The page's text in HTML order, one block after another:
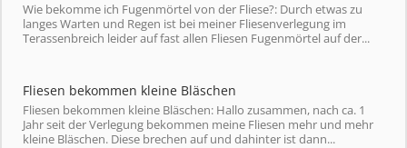
Wie bekomme ich Fugenmörtel von der Fliese?: Durch etwas zu
langes Warten und Regen ist bei meiner Fliesenverlegung im
Terassenbreich leider auf fast allen Fliesen Fugenmörtel auf der...
Fliesen bekommen kleine Bläschen
Fliesen bekommen kleine Bläschen: Hallo zusammen, nach ca. 1
Jahr seit der Verlegung bekommen meine Fliesen mehr und mehr
kleine Bläschen. Diese brechen auf und dahinter ist dann...